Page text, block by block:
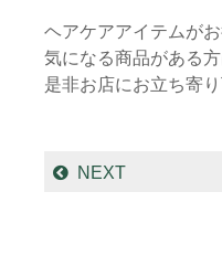
ヘアケアアイテムが
気になる商品がある
是非お店にお立ち寄
NEXT